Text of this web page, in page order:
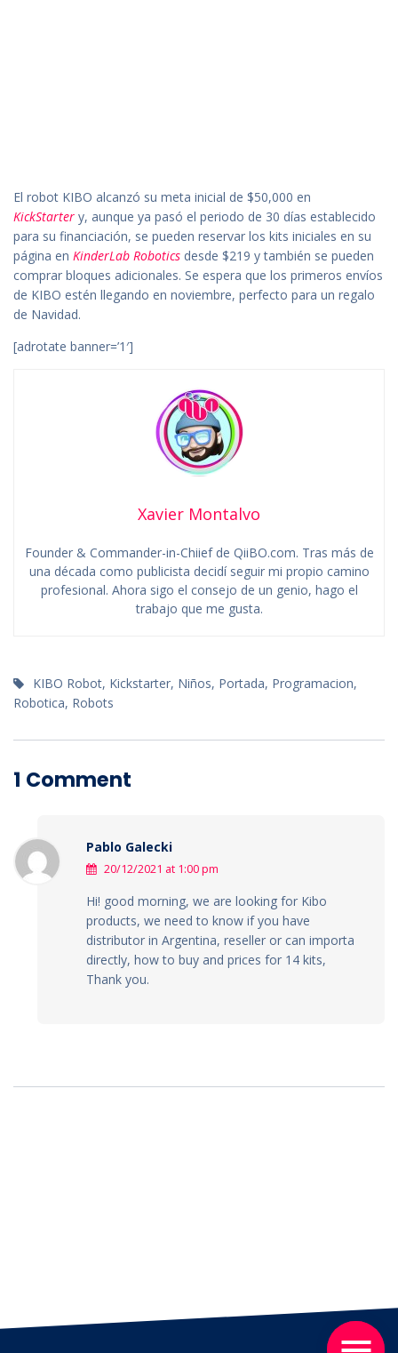
El robot KIBO alcanzó su meta inicial de $50,000 en
KickStarter y, aunque ya pasó el periodo de 30 días establecido
para su financiación, se pueden reservar los kits iniciales en su
página en KinderLab Robotics desde $219 y también se pueden
comprar bloques adicionales. Se espera que los primeros envíos
de KIBO estén llegando en noviembre, perfecto para un regalo
de Navidad.
[adrotate banner=’1′]
Xavier Montalvo
Founder & Commander-in-Chiief de QiiBO.com. Tras más de
una década como publicista decidí seguir mi propio camino
profesional. Ahora sigo el consejo de un genio, hago el
trabajo que me gusta.
KIBO Robot, Kickstarter, Niños, Portada, Programacion,
Robotica, Robots
1 Comment
Pablo Galecki
20/12/2021 at 1:00 pm
Hi! good morning, we are looking for Kibo
products, we need to know if you have
distributor in Argentina, reseller or can importa
directly, how to buy and prices for 14 kits,
Thank you.